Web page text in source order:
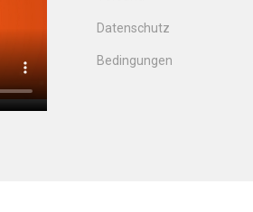
Datenschutz
Bedingungen